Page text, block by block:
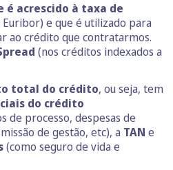
é acrescido à taxa de
e que é utilizado para
ao crédito que contratarmos.
(nos créditos indexados a
total do crédito, ou seja, tem
do crédito
de processo, despesas de
de gestão, etc), a TAN e
(como seguro de vida e